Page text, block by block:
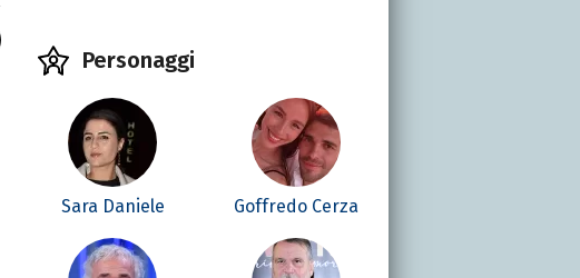
Personaggi
Sara Daniele Goffredo Cerza